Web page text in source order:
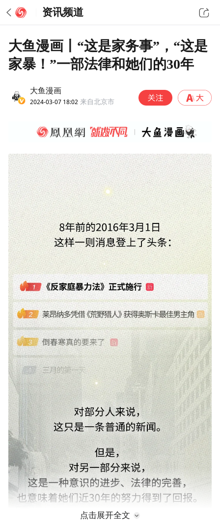
资讯频道
大鱼漫画丨“这是家务事”，“这是
家暴！”一部法律和她们的30年
大鱼漫画
2024-03-07 18:02 来自北京市
点击展开全文